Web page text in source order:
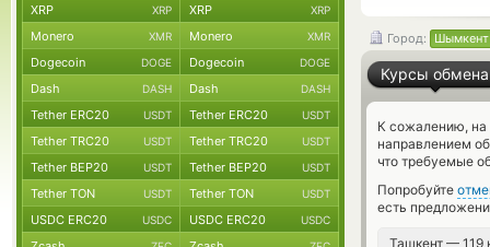
Город: Шымкент
Курсы обмена
К сожалению, на
направлением
что требуемые
Попробуйте
есть
Ташкент —
XRP XRP XRP XRP
Monero XMR Monero XMR
Dogecoin DOGE Dogecoin DOGE
Dash DASH Dash DASH
Tether ERC20 USDT Tether ERC20 USDT
Tether TRC20 USDT Tether TRC20 USDT
Tether BEP20 USDT Tether BEP20 USDT
Tether TON USDT Tether TON USDT
USDC ERC20 USDC USDC ERC20 USDC